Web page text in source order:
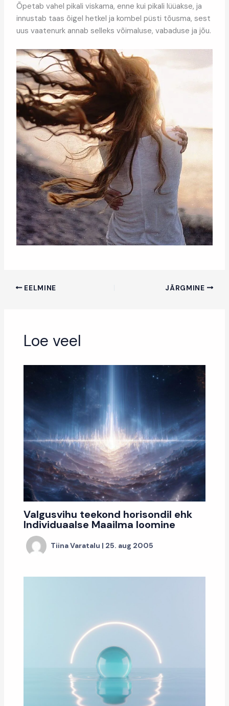
Õpetab vahel pikali viskama, enne kui pikali lüüakse, ja
innustab taas õigel hetkel ja kombel püsti tõusma, sest
uus vaatenurk annab selleks võimaluse, vabaduse ja jõu.
EELMINE JÄRGMINE
Loe veel
Valgusvihu teekond horisondil ehk
Individuaalse Maailma loomine
Tiina Varatalu | 25. aug 2005